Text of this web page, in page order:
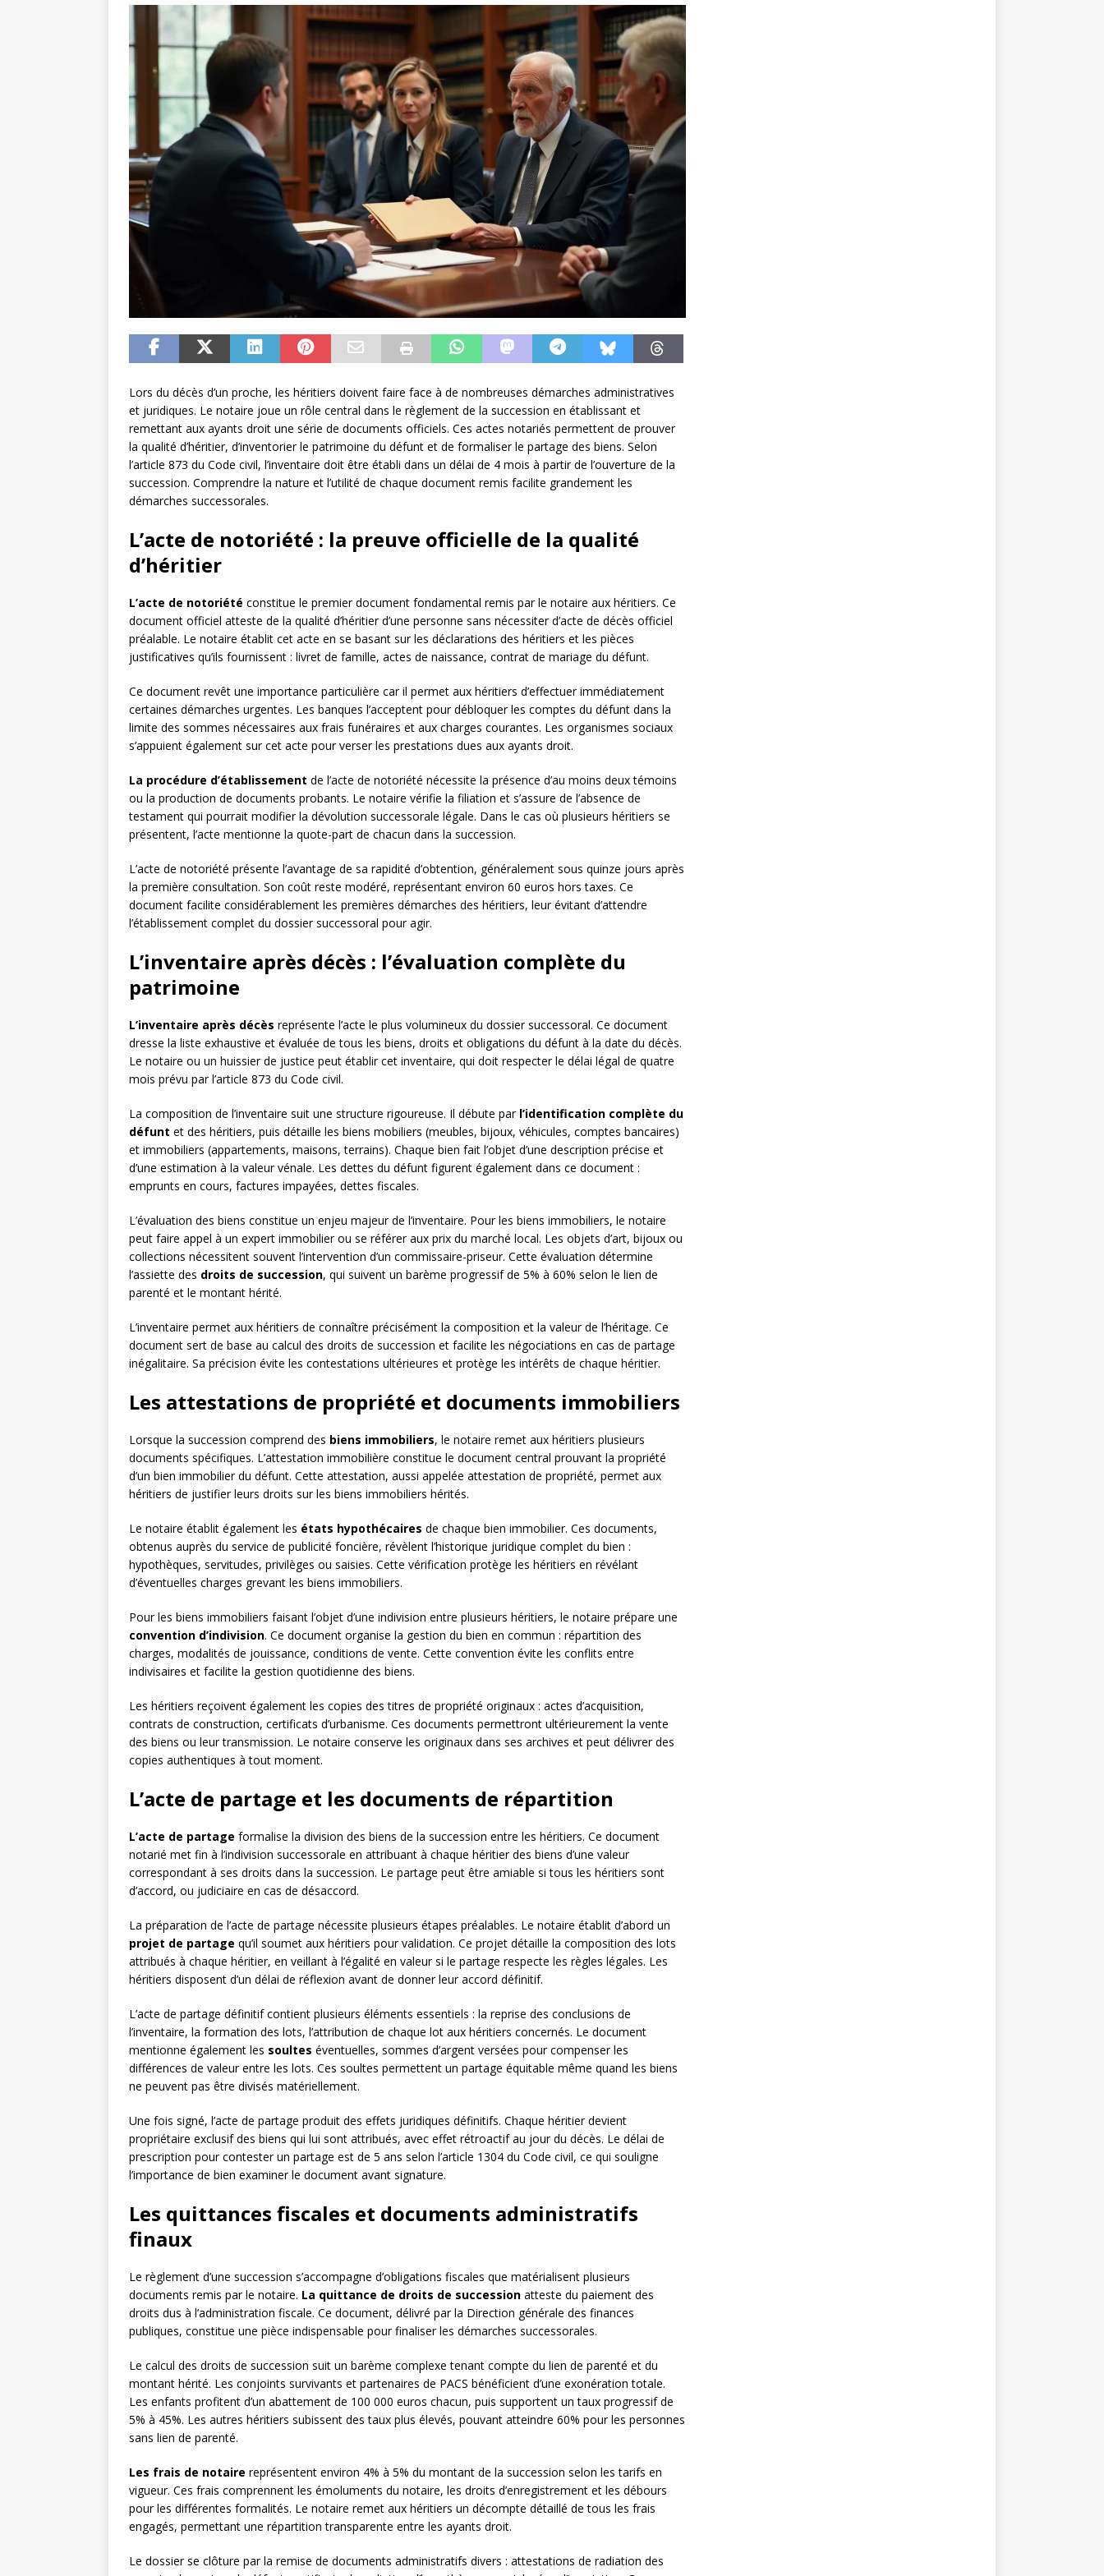
Lors du décès d’un proche, les héritiers doivent faire face à de nombreuses démarches administratives
et juridiques. Le notaire joue un rôle central dans le règlement de la succession en établissant et
remettant aux ayants droit une série de documents officiels. Ces actes notariés permettent de prouver
la qualité d’héritier, d’inventorier le patrimoine du défunt et de formaliser le partage des biens. Selon
l’article 873 du Code civil, l’inventaire doit être établi dans un délai de 4 mois à partir de l’ouverture de la
succession. Comprendre la nature et l’utilité de chaque document remis facilite grandement les
démarches successorales.
L’acte de notoriété : la preuve officielle de la qualité
d’héritier
L’acte de notoriété constitue le premier document fondamental remis par le notaire aux héritiers. Ce
document officiel atteste de la qualité d’héritier d’une personne sans nécessiter d’acte de décès officiel
préalable. Le notaire établit cet acte en se basant sur les déclarations des héritiers et les pièces
justificatives qu’ils fournissent : livret de famille, actes de naissance, contrat de mariage du défunt.
Ce document revêt une importance particulière car il permet aux héritiers d’effectuer immédiatement
certaines démarches urgentes. Les banques l’acceptent pour débloquer les comptes du défunt dans la
limite des sommes nécessaires aux frais funéraires et aux charges courantes. Les organismes sociaux
s’appuient également sur cet acte pour verser les prestations dues aux ayants droit.
La procédure d’établissement de l’acte de notoriété nécessite la présence d’au moins deux témoins
ou la production de documents probants. Le notaire vérifie la filiation et s’assure de l’absence de
testament qui pourrait modifier la dévolution successorale légale. Dans le cas où plusieurs héritiers se
présentent, l’acte mentionne la quote-part de chacun dans la succession.
L’acte de notoriété présente l’avantage de sa rapidité d’obtention, généralement sous quinze jours après
la première consultation. Son coût reste modéré, représentant environ 60 euros hors taxes. Ce
document facilite considérablement les premières démarches des héritiers, leur évitant d’attendre
l’établissement complet du dossier successoral pour agir.
L’inventaire après décès : l’évaluation complète du
patrimoine
L’inventaire après décès représente l’acte le plus volumineux du dossier successoral. Ce document
dresse la liste exhaustive et évaluée de tous les biens, droits et obligations du défunt à la date du décès.
Le notaire ou un huissier de justice peut établir cet inventaire, qui doit respecter le délai légal de quatre
mois prévu par l’article 873 du Code civil.
La composition de l’inventaire suit une structure rigoureuse. Il débute par l’identification complète du
défunt et des héritiers, puis détaille les biens mobiliers (meubles, bijoux, véhicules, comptes bancaires)
et immobiliers (appartements, maisons, terrains). Chaque bien fait l’objet d’une description précise et
d’une estimation à la valeur vénale. Les dettes du défunt figurent également dans ce document :
emprunts en cours, factures impayées, dettes fiscales.
L’évaluation des biens constitue un enjeu majeur de l’inventaire. Pour les biens immobiliers, le notaire
peut faire appel à un expert immobilier ou se référer aux prix du marché local. Les objets d’art, bijoux ou
collections nécessitent souvent l’intervention d’un commissaire-priseur. Cette évaluation détermine
l’assiette des droits de succession, qui suivent un barème progressif de 5% à 60% selon le lien de
parenté et le montant hérité.
L’inventaire permet aux héritiers de connaître précisément la composition et la valeur de l’héritage. Ce
document sert de base au calcul des droits de succession et facilite les négociations en cas de partage
inégalitaire. Sa précision évite les contestations ultérieures et protège les intérêts de chaque héritier.
Les attestations de propriété et documents immobiliers
Lorsque la succession comprend des biens immobiliers, le notaire remet aux héritiers plusieurs
documents spécifiques. L’attestation immobilière constitue le document central prouvant la propriété
d’un bien immobilier du défunt. Cette attestation, aussi appelée attestation de propriété, permet aux
héritiers de justifier leurs droits sur les biens immobiliers hérités.
Le notaire établit également les états hypothécaires de chaque bien immobilier. Ces documents,
obtenus auprès du service de publicité foncière, révèlent l’historique juridique complet du bien :
hypothèques, servitudes, privilèges ou saisies. Cette vérification protège les héritiers en révélant
d’éventuelles charges grevant les biens immobiliers.
Pour les biens immobiliers faisant l’objet d’une indivision entre plusieurs héritiers, le notaire prépare une
convention d’indivision. Ce document organise la gestion du bien en commun : répartition des
charges, modalités de jouissance, conditions de vente. Cette convention évite les conflits entre
indivisaires et facilite la gestion quotidienne des biens.
Les héritiers reçoivent également les copies des titres de propriété originaux : actes d’acquisition,
contrats de construction, certificats d’urbanisme. Ces documents permettront ultérieurement la vente
des biens ou leur transmission. Le notaire conserve les originaux dans ses archives et peut délivrer des
copies authentiques à tout moment.
L’acte de partage et les documents de répartition
L’acte de partage formalise la division des biens de la succession entre les héritiers. Ce document
notarié met fin à l’indivision successorale en attribuant à chaque héritier des biens d’une valeur
correspondant à ses droits dans la succession. Le partage peut être amiable si tous les héritiers sont
d’accord, ou judiciaire en cas de désaccord.
La préparation de l’acte de partage nécessite plusieurs étapes préalables. Le notaire établit d’abord un
projet de partage qu’il soumet aux héritiers pour validation. Ce projet détaille la composition des lots
attribués à chaque héritier, en veillant à l’égalité en valeur si le partage respecte les règles légales. Les
héritiers disposent d’un délai de réflexion avant de donner leur accord définitif.
L’acte de partage définitif contient plusieurs éléments essentiels : la reprise des conclusions de
l’inventaire, la formation des lots, l’attribution de chaque lot aux héritiers concernés. Le document
mentionne également les soultes éventuelles, sommes d’argent versées pour compenser les
différences de valeur entre les lots. Ces soultes permettent un partage équitable même quand les biens
ne peuvent pas être divisés matériellement.
Une fois signé, l’acte de partage produit des effets juridiques définitifs. Chaque héritier devient
propriétaire exclusif des biens qui lui sont attribués, avec effet rétroactif au jour du décès. Le délai de
prescription pour contester un partage est de 5 ans selon l’article 1304 du Code civil, ce qui souligne
l’importance de bien examiner le document avant signature.
Les quittances fiscales et documents administratifs
finaux
Le règlement d’une succession s’accompagne d’obligations fiscales que matérialisent plusieurs
documents remis par le notaire. La quittance de droits de succession atteste du paiement des
droits dus à l’administration fiscale. Ce document, délivré par la Direction générale des finances
publiques, constitue une pièce indispensable pour finaliser les démarches successorales.
Le calcul des droits de succession suit un barème complexe tenant compte du lien de parenté et du
montant hérité. Les conjoints survivants et partenaires de PACS bénéficient d’une exonération totale.
Les enfants profitent d’un abattement de 100 000 euros chacun, puis supportent un taux progressif de
5% à 45%. Les autres héritiers subissent des taux plus élevés, pouvant atteindre 60% pour les personnes
sans lien de parenté.
Les frais de notaire représentent environ 4% à 5% du montant de la succession selon les tarifs en
vigueur. Ces frais comprennent les émoluments du notaire, les droits d’enregistrement et les débours
pour les différentes formalités. Le notaire remet aux héritiers un décompte détaillé de tous les frais
engagés, permettant une répartition transparente entre les ayants droit.
Le dossier se clôture par la remise de documents administratifs divers : attestations de radiation des